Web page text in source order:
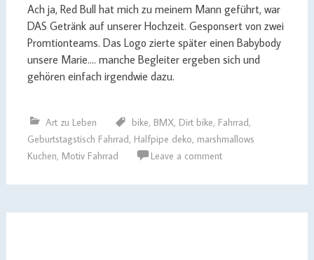
Ach ja, Red Bull hat mich zu meinem Mann geführt, war
DAS Getränk auf unserer Hochzeit. Gesponsert von zwei
Promtionteams. Das Logo zierte später einen Babybody
unsere Marie…. manche Begleiter ergeben sich und
gehören einfach irgendwie dazu.
Art zu Leben bike, BMX, Dirt bike, Fahrrad,
Geburtstagstisch Fahrrad, Halfpipe deko, marshmallows
Kuchen, Motiv Fahrrad Leave a comment